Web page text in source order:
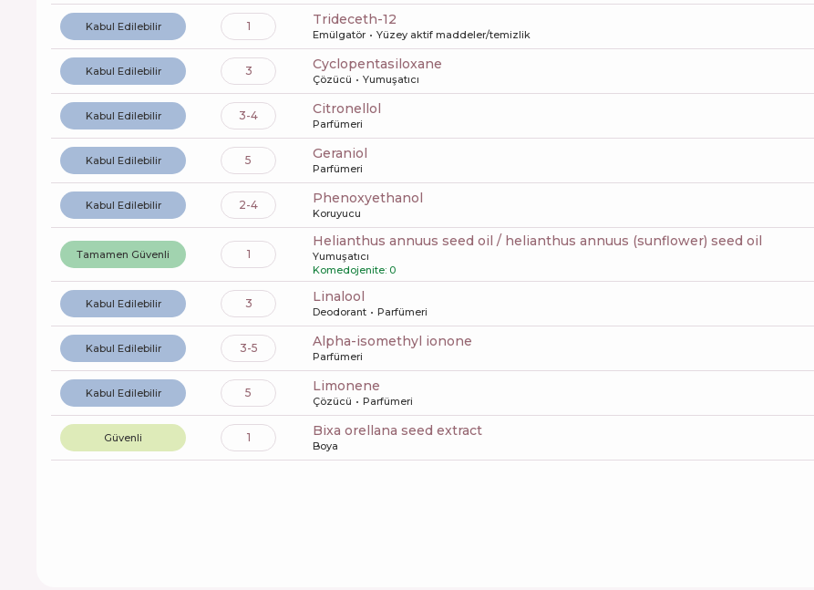
Kabul Edilebilir 1 trideceth-12
Emülgatör Yüzey aktif maddeler/temizlik
Kabul Edilebilir 3 cyclopentasiloxane
Çözücü Yumuşatıcı
Kabul Edilebilir 3-4 citronellol
Parfümeri
Kabul Edilebilir 5 geraniol
Parfümeri
Kabul Edilebilir 2-4 phenoxyethanol
Koruyucu
Tamamen Güvenli 1
helianthus annuus seed oil / helianthus annuus (sunflower) seed oil
Yumuşatıcı
Komedojenite: 0
Kabul Edilebilir 3 linalool
Deodorant Parfümeri
Kabul Edilebilir 3-5 alpha-isomethyl ionone
Parfümeri
Kabul Edilebilir 5 limonene
Çözücü Parfümeri
Güvenli 1 bixa orellana seed extract
Boya